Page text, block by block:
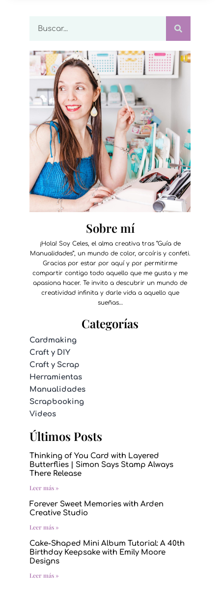
Sobre mí
¡Hola! Soy Celes, el alma creativa tras “Guía de
Manualidades”, un mundo de color, arcoíris y confeti.
Gracias por estar por aquí y por permitirme
compartir contigo todo aquello que me gusta y me
apasiona hacer. Te invito a descubrir un mundo de
creatividad infinita y darle vida a aquello que
sueñas…
Categorías
Cardmaking
Craft y DIY
Craft y Scrap
Herramientas
Manualidades
Scrapbooking
Videos
Últimos Posts
Thinking of You Card with Layered
Butterflies | Simon Says Stamp Always
There Release
Leer más »
Forever Sweet Memories with Arden
Creative Studio
Leer más »
Cake-Shaped Mini Album Tutorial: A 40th
Birthday Keepsake with Emily Moore
Designs
Leer más »